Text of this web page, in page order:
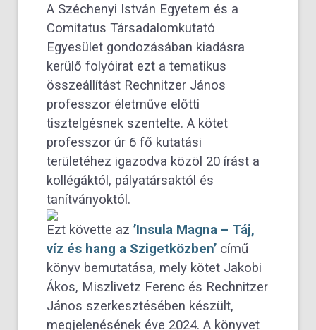
A Széchenyi István Egyetem és a
Comitatus Társadalomkutató
Egyesület gondozásában kiadásra
kerülő folyóirat ezt a tematikus
összeállítást Rechnitzer János
professzor életműve előtti
tisztelgésnek szentelte. A kötet
professzor úr 6 fő kutatási
területéhez igazodva közöl 20 írást a
kollégáktól, pályatársaktól és
tanítványoktól.
Ezt követte az ’Insula Magna – Táj,
víz és hang a Szigetközben’ című
könyv bemutatása, mely kötet Jakobi
Ákos, Miszlivetz Ferenc és Rechnitzer
János szerkesztésében készült,
megjelenésének éve 2024. A könyvet